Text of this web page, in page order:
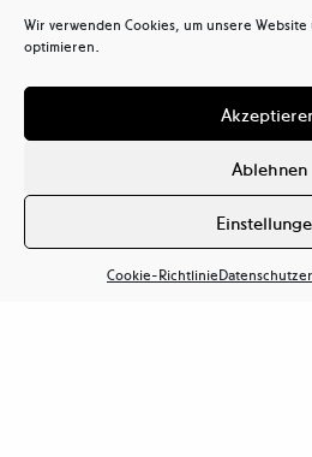
Wir verwenden Cookies, um unsere
optimieren.
Ablehnen
Cookie-Richtlinie
tel+ 49(0)30.47 37 39 39
mail@ostkreuz.de
Mein Konto
Warenkorb
Datenschutzerklärung (EU)
Haftungsausschluss
Impressum